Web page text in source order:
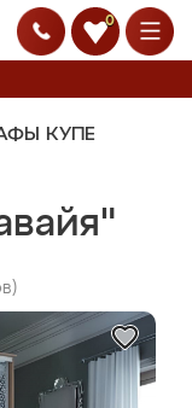
0
КУПЕ